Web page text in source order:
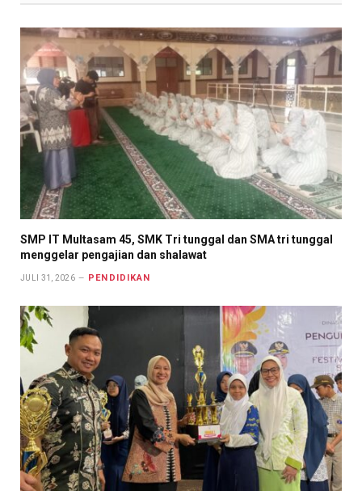
SMP IT Multasam 45, SMK Tri tunggal dan SMA tri tunggal
menggelar pengajian dan shalawat
JULI 31, 2026 PENDIDIKAN